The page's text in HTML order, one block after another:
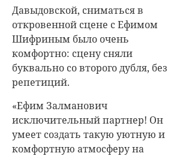
Давыдовской, сниматься в
откровенной сцене с Ефимом
Шифриным было очень
комфортно: сцену сняли
буквально со второго дубля, без
репетиций.
«Ефим Залманович
исключительный партнер! Он
умеет создать такую уютную и
комфортную атмосферу на